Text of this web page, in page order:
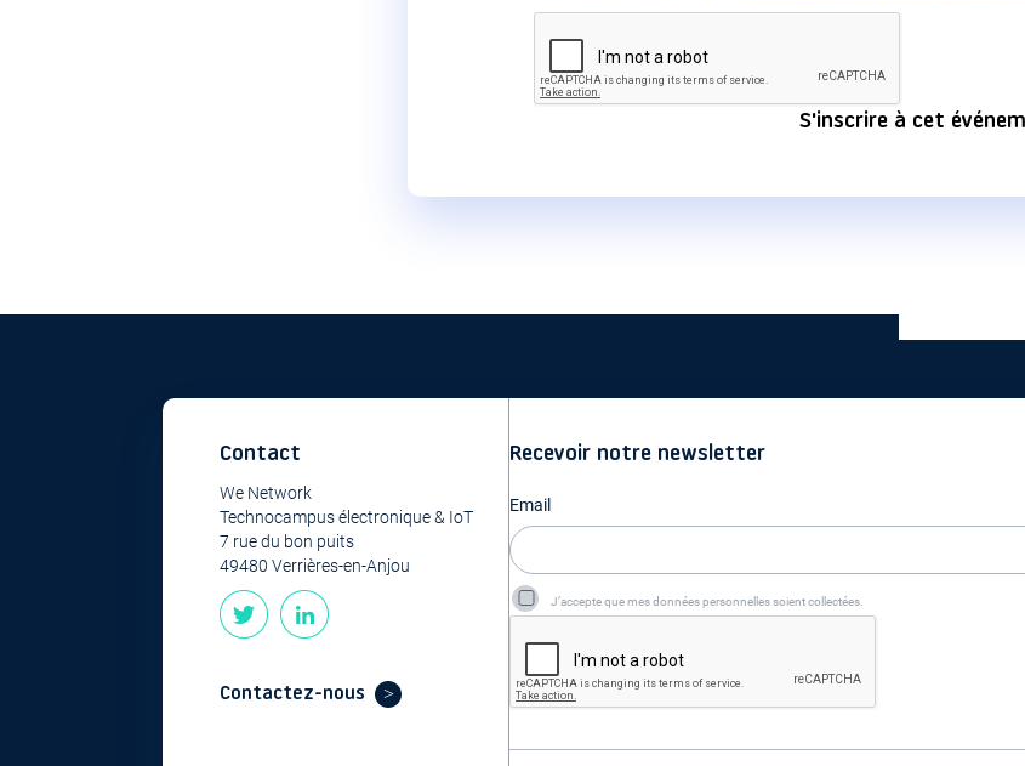
Contact
We Network
Technocampus électronique & IoT
7 rue du bon puits
49480 Verrières-en-Anjou
Contactez-nous
Recevoir notre newsletter
Email
J’accepte que mes données personnelles soient collectées.